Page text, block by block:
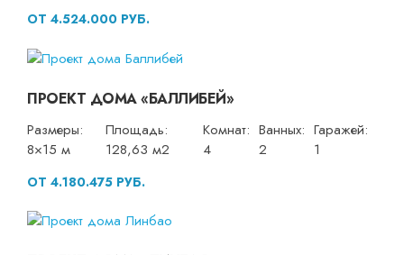
ОТ 4.524.000 РУБ.
ПРОЕКТ ДОМА «БАЛЛИБЕЙ»
Размеры:
8×15 м
Площадь:
128,63 м2
Комнат:
4
Ванных:
2
Гаражей:
1
ОТ 4.180.475 РУБ.